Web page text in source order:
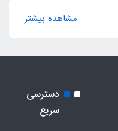
مشاهده بیشتر
دسترسی
سریع